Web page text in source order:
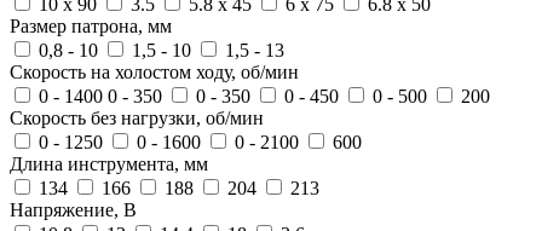
Размер патрона, мм
0,8 - 10
1,5 - 10
1,5 - 13
Скорость на холостом ходу, об/мин
0 - 1400 0 - 350
0 - 350 0 - 450 0 - 500
200
Скорость без нагрузки, об/мин
0 - 1250
0 - 1600 0 - 2100
600
Длина инструмента, мм
134
166 188 204
213
Напряжение, В